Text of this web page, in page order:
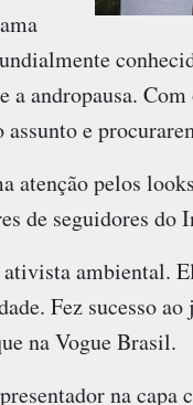
a andropausa.
e
atenção pelos
de seguidores do
ambiental.
Fez sucesso
na Vogue Brasil.
na